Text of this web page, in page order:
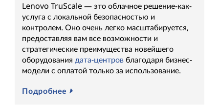
Lenovo TruScale — это облачное решение-как-
услуга с локальной безопасностью и
контролем. Оно очень легко масштабируется,
предоставляя вам все возможности и
стратегические преимущества новейшего
оборудования дата-центров благодаря бизнес-
модели с оплатой только за использование.
Подробнее